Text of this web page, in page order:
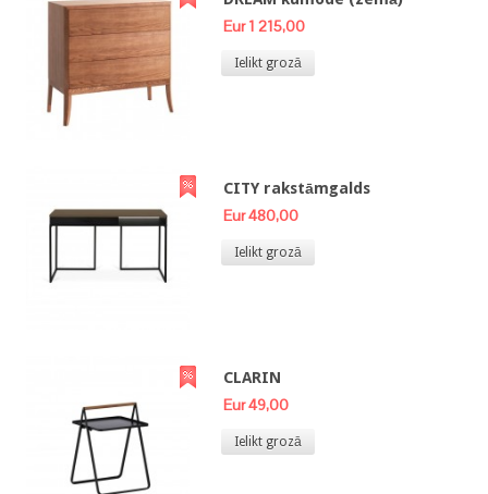
Eur 1 215,00
Ielikt grozā
CITY rakstāmgalds
Eur 480,00
Ielikt grozā
CLARIN
Eur 49,00
Ielikt grozā